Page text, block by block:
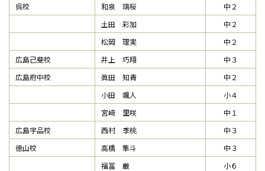
呉校
和泉 璃桜
中２
土田 彩加
中２
松岡 理実
中２
広島己斐校
井上 巧翔
中３
広島府中校
眞田 知青
中２
小田 颯人
小４
宮﨑 里咲
中１
広島宇品校
西村 季桃
中３
徳山校
高橋 隼斗
中３
福冨 厳
小６